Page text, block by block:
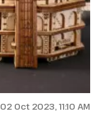
02 Oct 2023, 11:10 AM